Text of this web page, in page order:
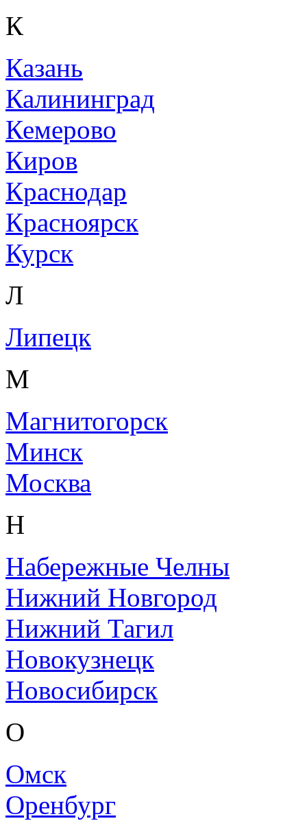
К
Казань
Калининград
Кемерово
Киров
Краснодар
Красноярск
Курск
Л
Липецк
М
Магнитогорск
Минск
Москва
Н
Набережные Челны
Нижний Новгород
Нижний Тагил
Новокузнецк
Новосибирск
О
Омск
Оренбург